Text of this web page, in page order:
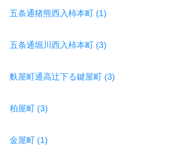
五条通猪熊西入柿本町 (1)
五条通堀川西入柿本町 (3)
麩屋町通高辻下る鍵屋町 (3)
柏屋町 (3)
金屋町 (1)